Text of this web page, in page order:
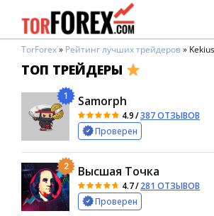
TorForex» Рейтинг лучших трейдеров» Kekius
ТОП ТРЕЙДЕРЫ
1 Samorph
4.9/387 ОТЗЫВОВ
Проверен
2 Высшая Точка
4.7/281 ОТЗЫВОВ
Проверен